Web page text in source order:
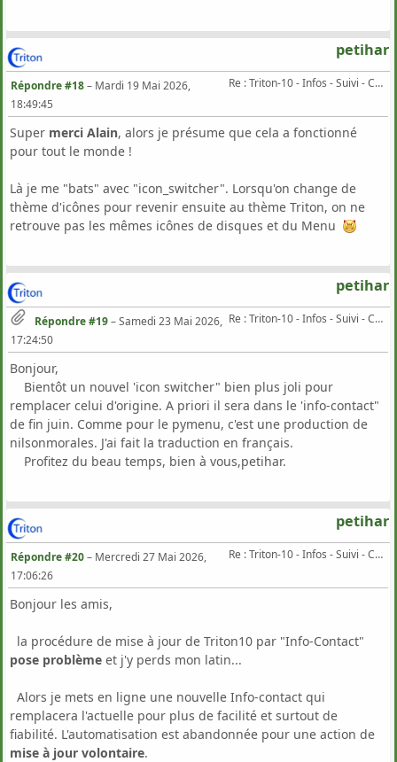
petihar
Re : Triton-10 - Infos - Suivi - Corrections...
Répondre #18– Mardi 19 Mai 2026,
18:49:45
Super merci Alain, alors je présume que cela a fonctionné
pour tout le monde !
Là je me "bats" avec "icon_switcher". Lorsqu'on change de
thème d'icônes pour revenir ensuite au thème Triton, on ne
retrouve pas les mêmes icônes de disques et du Menu
petihar
Re : Triton-10 - Infos - Suivi - Corrections...
Répondre #19–Samedi 23 Mai 2026,
17:24:50
Bonjour,
Bientôt un nouvel 'icon switcher" bien plus joli pour
remplacer celui d'origine. A priori il sera dans le 'info-contact"
de fin juin. Comme pour le pymenu, c'est une production de
nilsonmorales. J'ai fait la traduction en français.
Profitez du beau temps, bien à vous,petihar.
petihar
Re : Triton-10 - Infos - Suivi - Corrections...
Répondre #20– Mercredi 27 Mai 2026,
17:06:26
Bonjour les amis,
la procédure de mise à jour de Triton10 par "Info-Contact"
pose problème et j'y perds mon latin...
Alors je mets en ligne une nouvelle Info-contact qui
remplacera l'actuelle pour plus de facilité et surtout de
fiabilité. L'automatisation est abandonnée pour une action de
mise à jour volontaire.